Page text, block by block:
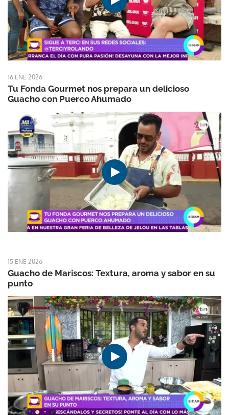
16 ENE 2026
Tu Fonda Gourmet nos prepara un delicioso
Guacho con Puerco Ahumado
15 ENE 2026
Guacho de Mariscos: Textura, aroma y sabor en su
punto